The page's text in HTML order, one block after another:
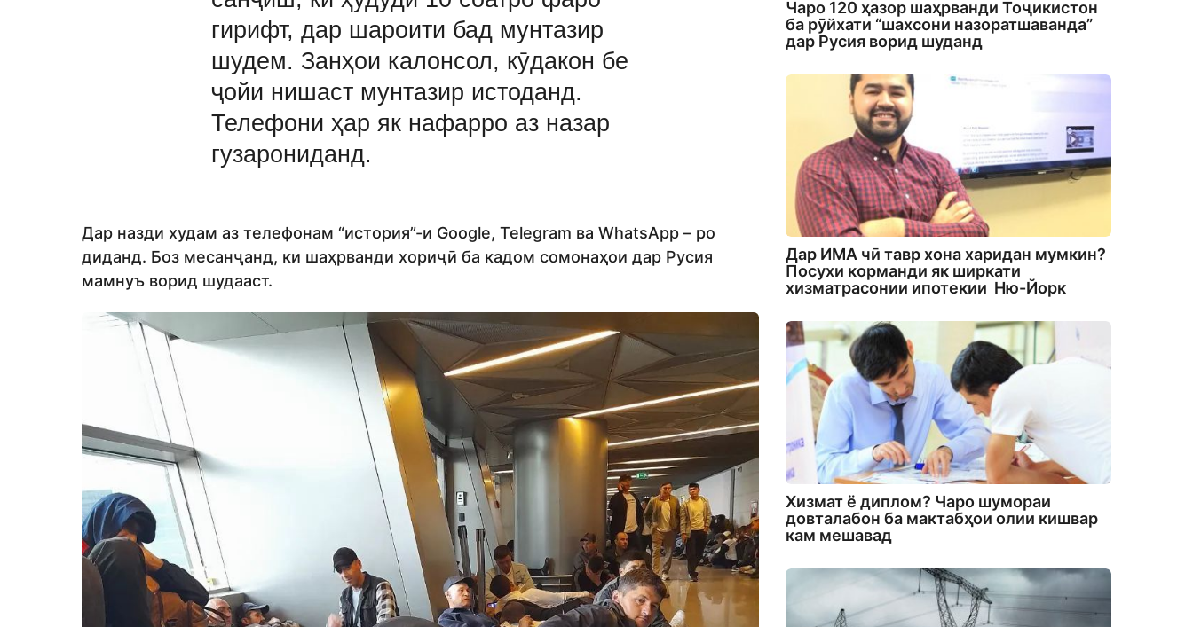
гирифт, дар шароити бад мунтазир
шудем. Занҳои калонсол, кӯдакон бе
ҷойи нишаст мунтазир истоданд.
Телефони ҳар як нафарро аз назар
гузарониданд.
Дар назди худам аз телефонам “история”-и Google, Telegram ва WhatsApp – ро
диданд. Боз месанҷанд, ки шаҳрванди хориҷӣ ба кадом сомонаҳои дар Русия
мамнуъ ворид шудааст.
Чаро 120 ҳазор шаҳрванди Тоҷикистон
ба рӯйхати “шахсони назоратшаванда”
дар Русия ворид шуданд
Дар ИМА чӣ тавр хона харидан мумкин?
Посухи корманди як ширкати
хизматрасонии ипотекии Ню-Йорк
Хизмат ё диплом? Чаро шумораи
довталабон ба мактабҳои олии кишвар
кам мешавад